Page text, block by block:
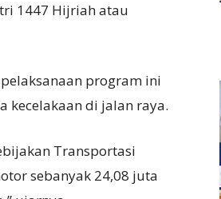
1447 Hijriah atau
program ini
kecelakaan di jalan raya.
Transportasi
sebanyak 24,08 juta